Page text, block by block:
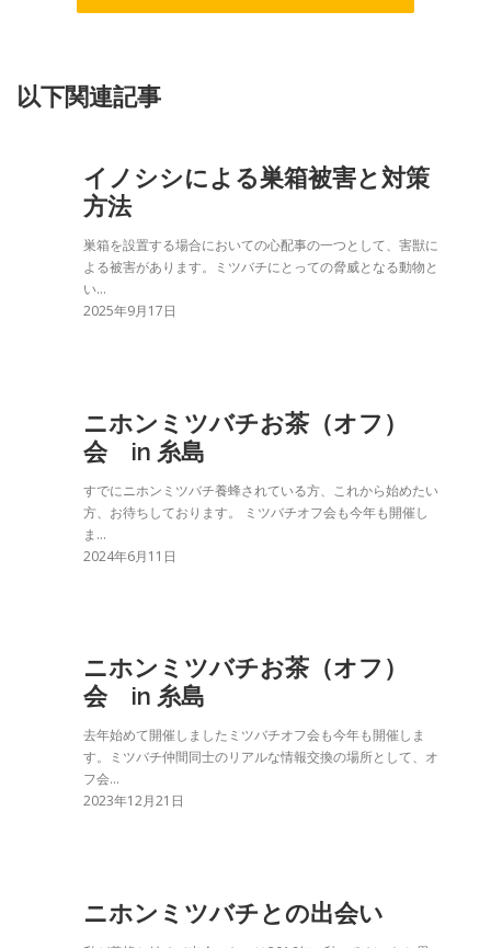
以下関連記事
イノシシによる巣箱被害と対策
方法
巣箱を設置する場合においての心配事の一つとして、害獣に
よる被害があります。ミツバチにとっての脅威となる動物と
い…
2025年9月17日
ニホンミツバチお茶（オフ）
会 in 糸島
すでにニホンミツバチ養蜂されている方、これから始めたい
方、お待ちしております。 ミツバチオフ会も今年も開催し
ま…
2024年6月11日
ニホンミツバチお茶（オフ）
会 in 糸島
去年始めて開催しましたミツバチオフ会も今年も開催しま
す。ミツバチ仲間同士のリアルな情報交換の場所として、オ
フ会…
2023年12月21日
ニホンミツバチとの出会い